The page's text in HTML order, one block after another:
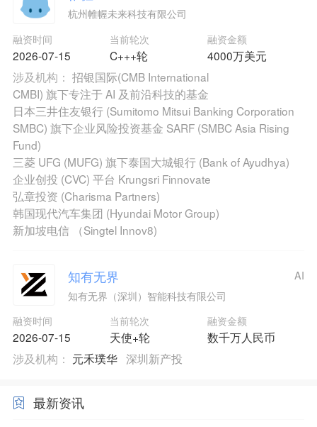
杭州帷幄未来科技有限公司
融资时间
2026-07-15
当前轮次
C+++轮
融资金额
4000万美元
涉及机构： 招银国际(CMB International
CMBI) 旗下专注于 AI 及前沿科技的基金
日本三井住友银行 (Sumitomo Mitsui Banking Corporation
SMBC) 旗下企业风险投资基金 SARF (SMBC Asia Rising
Fund)
三菱 UFG (MUFG) 旗下泰国大城银行 (Bank of Ayudhya)
企业创投 (CVC) 平台 Krungsri Finnovate
弘章投资 (Charisma Partners)
韩国现代汽车集团 (Hyundai Motor Group)
新加坡电信 （Singtel Innov8)
知有无界
知有无界（深圳）智能科技有限公司
融资时间
2026-07-15
当前轮次
天使+轮
融资金额
数千万人民币
AI
涉及机构： 元禾璞华 深圳新产投
最新资讯